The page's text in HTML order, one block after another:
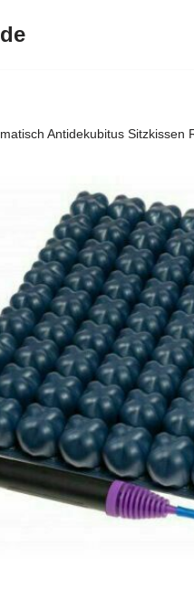
Antidekubitus Sitzkissen